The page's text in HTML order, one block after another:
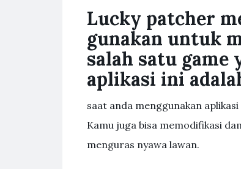
Lucky patcher
gunakan untuk
salah satu game
aplikasi ini
saat anda menggunakan
Kamu juga bisa memodifikasi
menguras nyawa lawan.